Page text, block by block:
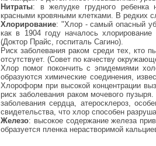
Нитраты: в желудке грудного ребенка
красными кровяными клетками. В редких
Хлорирование: "Хлор - самый опасный
как в 1904 году началось
(Доктор Прайс, госпиталь Сагино).
Риск заболевания раком среди тех, кто
отсутствует. (Совет по качеству
Хлор помог покончить с эпидемиями
образуются химические соединения,
Хлороформ при высокой концентрации
риск заболевания раком мочевого
заболевания сердца, атеросклероз,
свидетельства, что хлор способен
Железо: высокое содержание железа
образуется пленка нерастворимой